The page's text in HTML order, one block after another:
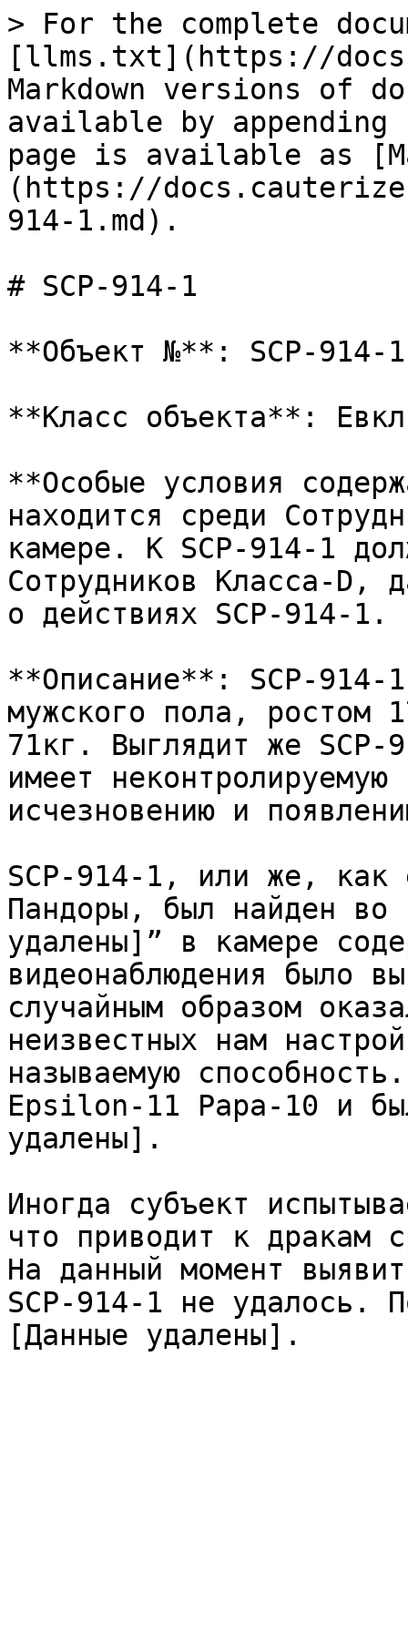
> For the complete
[llms.txt](https://
Markdown versions of
available by
page is available as
(https://
914-1.md).
# SCP-914-1
**Объект №**: SCP-914-1
**Класс объекта**:
**Особые условия
находится среди
камере. К SCP-914-1
Сотрудников Класса-D,
о действиях SCP-914-1.
**Описание**: SCP-914-
мужского пола, ростом
71кг. Выглядит же SCP-
имеет
исчезновению и
SCP-914-1, или же, как
Пандоры, был найден во
удалены]” в камере
видеонаблюдения было
случайным образом
неизвестных нам
называемую
Epsilon-11 Papa-10 и
удалены].
Иногда субъект
что приводит к дракам
На данный момент
SCP-914-1 не удалось.